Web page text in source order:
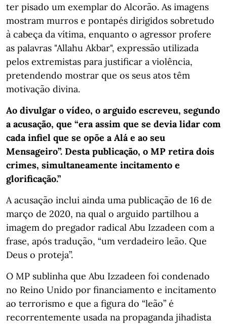
ter pisado um exemplar do Alcorão. As imagens
mostram murros e pontapés dirigidos sobretudo
à cabeça da vítima, enquanto o agressor profere
as palavras "Allahu Akbar", expressão utilizada
pelos extremistas para justificar a violência,
pretendendo mostrar que os seus atos têm
motivação divina.
Ao divulgar o vídeo, o arguido escreveu, segundo
a acusação, que “era assim que se devia lidar com
cada infiel que se opõe a Alá e ao seu
Mensageiro”. Desta publicação, o MP retira dois
crimes, simultaneamente incitamento e
glorificação.”
A acusação inclui ainda uma publicação de 16 de
março de 2020, na qual o arguido partilhou a
imagem do pregador radical Abu Izzadeen com a
frase, após tradução, “um verdadeiro leão. Que
Deus o proteja”.
O MP sublinha que Abu Izzadeen foi condenado
no Reino Unido por financiamento e incitamento
ao terrorismo e que a figura do “leão” é
recorrentemente usada na propaganda jihadista